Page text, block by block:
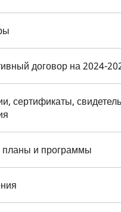
договор на 2024-
сертификаты,
планы и программы